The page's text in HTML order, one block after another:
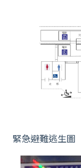
緊急避難逃生圖